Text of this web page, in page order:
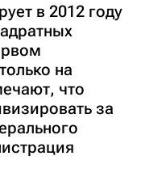
в 2012 году
на
что
за